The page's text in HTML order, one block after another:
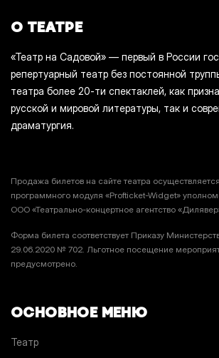
О ТЕАТРЕ
«Театр на Садовой» — первый в России
репертуарный театр без постоянной
театра более 20-ти спектаклей, как
русской и мировой литературы, так и
драматургия.
Продажа билетов на сайте театра
программного модуля «Profticket-Widget»
ООО «Театрально-концертное агентство
Форма билета соответствует Приказу
29.06.2020 № 702. Льготное посещение
предусмотрено.
ОСНОВНОЕ МЕНЮ
Театр